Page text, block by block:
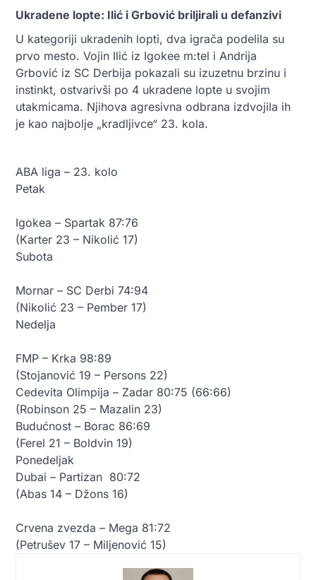
Ukradene lopte: Ilić i Grbović briljirali u defanzivi
U kategoriji ukradenih lopti, dva igrača podelila su
prvo mesto. Vojin Ilić iz Igokee m:tel i Andrija
Grbović iz SC Derbija pokazali su izuzetnu brzinu i
instinkt, ostvarivši po 4 ukradene lopte u svojim
utakmicama. Njihova agresivna odbrana izdvojila ih
je kao najbolje „kradljivce“ 23. kola.
ABA liga – 23. kolo
Petak
Igokea – Spartak 87:76
(Karter 23 – Nikolić 17)
Subota
Mornar – SC Derbi 74:94
(Nikolić 23 – Pember 17)
Nedelja
FMP – Krka 98:89
(Stojanović 19 – Persons 22)
Cedevita Olimpija – Zadar 80:75 (66:66)
(Robinson 25 – Mazalin 23)
Budućnost – Borac 86:69
(Ferel 21 – Boldvin 19)
Ponedeljak
Dubai – Partizan 80:72
(Abas 14 – Džons 16)
Crvena zvezda – Mega 81:72
(Petrušev 17 – Miljenović 15)